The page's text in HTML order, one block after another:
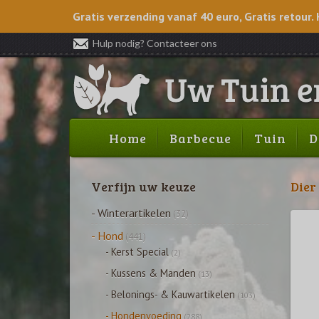
Gratis verzending vanaf 40 euro, Gratis retour.
Hulp nodig? Contacteer ons
Home Barbecue Tuin
Dier
Verfijn uw keuze
- Winterartikelen (32)
- Hond (441)
- Kerst Special (2)
- Kussens & Manden (13)
- Belonings- & Kauwartikelen (103)
- Hondenvoeding (288)